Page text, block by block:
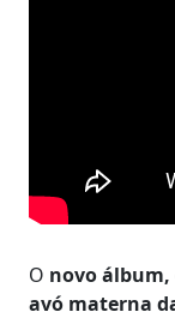
O novo álbum,
avó materna